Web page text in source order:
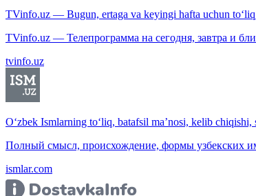
TVinfo.uz — Bugun, ertaga va keyingi hafta uchun to‘liq
TVinfo.uz — Телепрограмма на сегодня, завтра и
tvinfo.uz
O‘zbek Ismlarning to‘liq, batafsil ma’nosi, kelib
Полный смысл, происхождение, формы узбекских
ismlar.com